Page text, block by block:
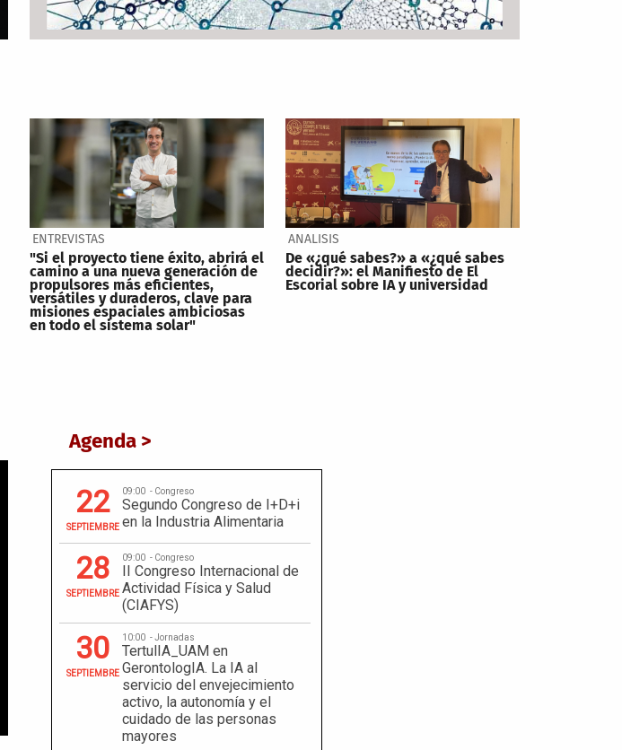
ENTREVISTAS
"Si el proyecto tiene éxito, abrirá el
camino a una nueva generación de
propulsores más eficientes,
versátiles y duraderos, clave para
misiones espaciales ambiciosas
en todo el sistema solar"
ANALISIS
De «¿qué sabes?» a «¿qué sabes
decidir?»: el Manifiesto de El
Escorial sobre IA y universidad
Agenda >